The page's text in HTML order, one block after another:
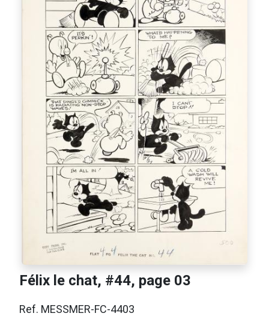
Félix le chat, #44, page 03
Ref. MESSMER-FC-4403